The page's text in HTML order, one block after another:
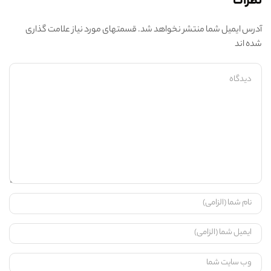
آدرس ایمیل شما منتشر نخواهد شد. قسمتهای مورد نیاز علامت گذاری
شده اند